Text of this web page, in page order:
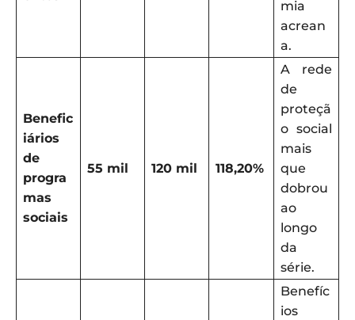
mia
acrean
a.
Benefic
iários
de
progra
mas
sociais
55 mil 120 mil 118,20%
A rede
de
proteçã
o social
mais
que
dobrou
ao
longo
da
série.
Benefíc
ios